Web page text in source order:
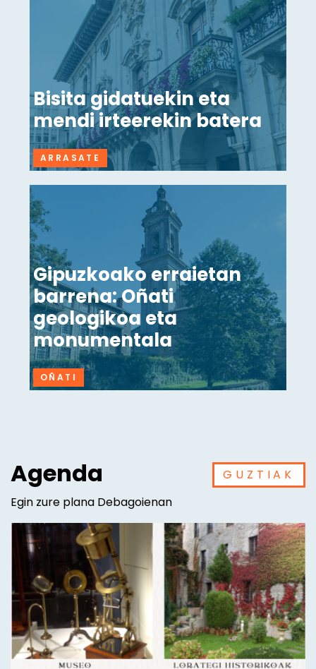
Bisita gidatuekin eta
mendi irteerekin batera
ARRASATE
Gipuzkoako erraietan
barrena: Oñati
geologikoa eta
monumentala
OÑATI
Agenda
Egin zure plana Debagoienan
GUZTIAK